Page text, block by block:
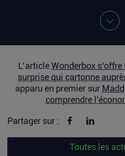
L’articleWonderbox
surprise qui cartonne
apparu en premier sur
comprendre
Partager sur : Partager sur Facebook
Toutes les